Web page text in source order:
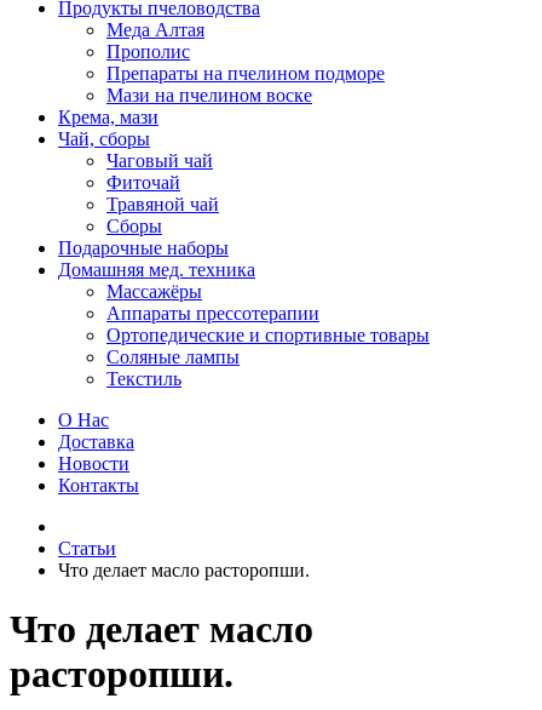
Продукты пчеловодства
Меда Алтая
Прополис
Препараты на пчелином подморе
Мази на пчелином воске
Крема, мази
Чай, сборы
Чаговый чай
Фиточай
Травяной чай
Сборы
Подарочные наборы
Домашняя мед. техника
Массажёры
Аппараты прессотерапии
Ортопедические и спортивные товары
Соляные лампы
Текстиль
О Нас
Доставка
Новости
Контакты
Статьи
Что делает масло расторопши.
Что делает масло
расторопши.